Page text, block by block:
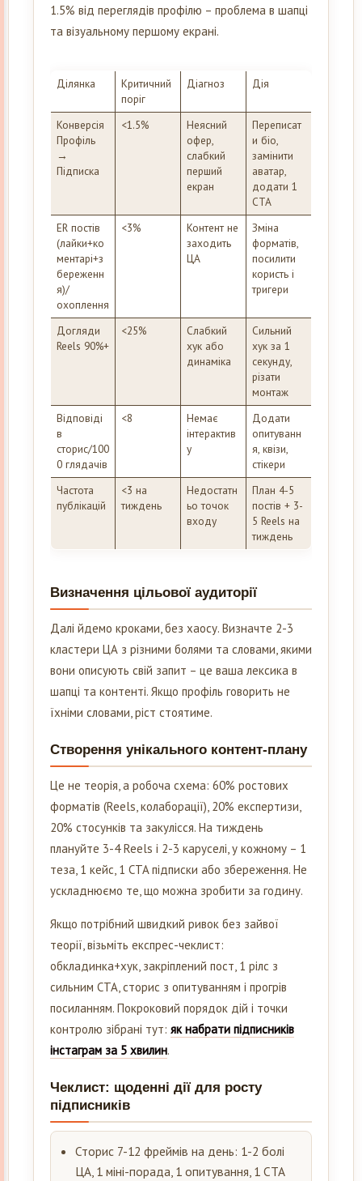
1.5% від переглядів профілю – проблема в шапці
та візуальному першому екрані.
Ділянка
Критичний
поріг
Діагноз Дія
Конверсія
Профіль
→
Підписка
<1.5%
Неясний
офер,
слабкий
перший
екран
Переписат
и біо,
замінити
аватар,
додати 1
CTA
ER постів
(лайки+ко
ментарі+з
береженн
я)/
охоплення
<3%
Контент не
заходить
ЦА
Зміна
форматів,
посилити
користь і
тригери
Догляди
Reels 90%+
<25%
Слабкий
хук або
динаміка
Сильний
хук за 1
секунду,
різати
монтаж
Відповіді
в
сторис/100
0 глядачів
<8
Немає
інтерактив
у
Додати
опитуванн
я, квізи,
стікери
Частота
публікацій
<3 на
тиждень
Недостатн
ьо точок
входу
План 4-5
постів + 3-
5 Reels на
тиждень
Визначення цільової аудиторії
Далі йдемо кроками, без хаосу. Визначте 2-3
кластери ЦА з різними болями та словами, якими
вони описують свій запит – це ваша лексика в
шапці та контенті. Якщо профіль говорить не
їхніми словами, ріст стоятиме.
Створення унікального контент-плану
Це не теорія, а робоча схема: 60% ростових
форматів (Reels, колаборації), 20% експертизи,
20% стосунків та закулісся. На тиждень
плануйте 3-4 Reels і 2-3 каруселі, у кожному – 1
теза, 1 кейс, 1 CTA підписки або збереження. Не
ускладнюємо те, що можна зробити за годину.
Якщо потрібний швидкий ривок без зайвої
теорії, візьміть експрес-чеклист:
обкладинка+хук, закріплений пост, 1 рілс з
сильним CTA, сторис з опитуванням і прогрів
посиланням. Покроковий порядок дій і точки
контролю зібрані тут: як набрати підписників
інстаграм за 5 хвилин.
Чеклист: щоденні дії для росту
підписників
Сторис 7-12 фреймів на день: 1-2 болі
ЦА, 1 міні-порада, 1 опитування, 1 CTA